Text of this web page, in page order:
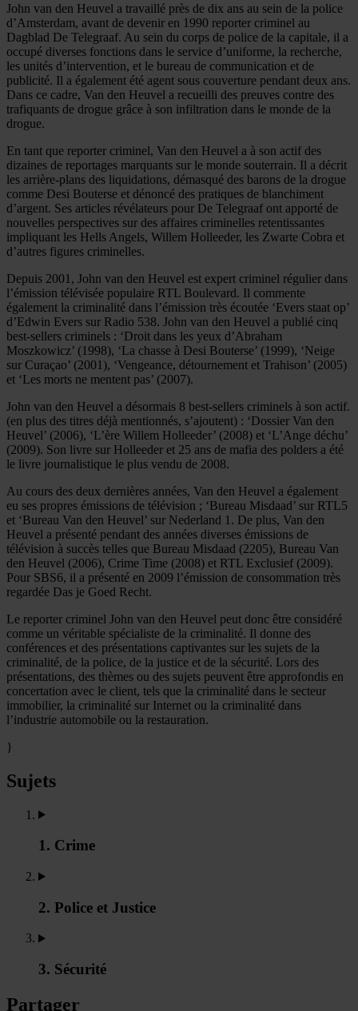
John van den Heuvel a travaillé près de dix ans au sein de la police
d’Amsterdam, avant de devenir en 1990 reporter criminel au
Dagblad De Telegraaf. Au sein du corps de police de la capitale, il a
occupé diverses fonctions dans le service d’uniforme, la recherche,
les unités d’intervention, et le bureau de communication et de
publicité. Il a également été agent sous couverture pendant deux ans.
Dans ce cadre, Van den Heuvel a recueilli des preuves contre des
trafiquants de drogue grâce à son infiltration dans le monde de la
drogue.
En tant que reporter criminel, Van den Heuvel a à son actif des
dizaines de reportages marquants sur le monde souterrain. Il a décrit
les arrière-plans des liquidations, démasqué des barons de la drogue
comme Desi Bouterse et dénoncé des pratiques de blanchiment
d’argent. Ses articles révélateurs pour De Telegraaf ont apporté de
nouvelles perspectives sur des affaires criminelles retentissantes
impliquant les Hells Angels, Willem Holleeder, les Zwarte Cobra et
d’autres figures criminelles.
Depuis 2001, John van den Heuvel est expert criminel régulier dans
l’émission télévisée populaire RTL Boulevard. Il commente
également la criminalité dans l’émission très écoutée ‘Evers staat op’
d’Edwin Evers sur Radio 538. John van den Heuvel a publié cinq
best-sellers criminels : ‘Droit dans les yeux d’Abraham
Moszkowicz’ (1998), ‘La chasse à Desi Bouterse’ (1999), ‘Neige
sur Curaçao’ (2001), ‘Vengeance, détournement et Trahison’ (2005)
et ‘Les morts ne mentent pas’ (2007).
John van den Heuvel a désormais 8 best-sellers criminels à son actif.
(en plus des titres déjà mentionnés, s’ajoutent) : ‘Dossier Van den
Heuvel’ (2006), ‘L’ère Willem Holleeder’ (2008) et ‘L’Ange déchu’
(2009). Son livre sur Holleeder et 25 ans de mafia des polders a été
le livre journalistique le plus vendu de 2008.
Au cours des deux dernières années, Van den Heuvel a également
eu ses propres émissions de télévision ; ‘Bureau Misdaad’ sur RTL5
et ‘Bureau Van den Heuvel’ sur Nederland 1. De plus, Van den
Heuvel a présenté pendant des années diverses émissions de
télévision à succès telles que Bureau Misdaad (2205), Bureau Van
den Heuvel (2006), Crime Time (2008) et RTL Exclusief (2009).
Pour SBS6, il a présenté en 2009 l’émission de consommation très
regardée Das je Goed Recht.
Le reporter criminel John van den Heuvel peut donc être considéré
comme un véritable spécialiste de la criminalité. Il donne des
conférences et des présentations captivantes sur les sujets de la
criminalité, de la police, de la justice et de la sécurité. Lors des
présentations, des thèmes ou des sujets peuvent être approfondis en
concertation avec le client, tels que la criminalité dans le secteur
immobilier, la criminalité sur Internet ou la criminalité dans
l’industrie automobile ou la restauration.
}
Sujets
1. Crime
2. Police et Justice
3. Sécurité
Partager